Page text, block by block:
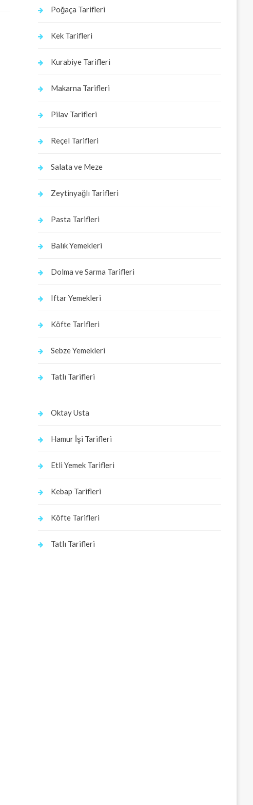
Poğaça Tarifleri
Kek Tarifleri
Kurabiye Tarifleri
Makarna Tarifleri
Pilav Tarifleri
Reçel Tarifleri
Salata ve Meze
Zeytinyağlı Tarifleri
Pasta Tarifleri
Balık Yemekleri
Dolma ve Sarma Tarifleri
Iftar Yemekleri
Köfte Tarifleri
Sebze Yemekleri
Tatlı Tarifleri
Oktay Usta
Hamur İşi Tarifleri
Etli Yemek Tarifleri
Kebap Tarifleri
Köfte Tarifleri
Tatlı Tarifleri